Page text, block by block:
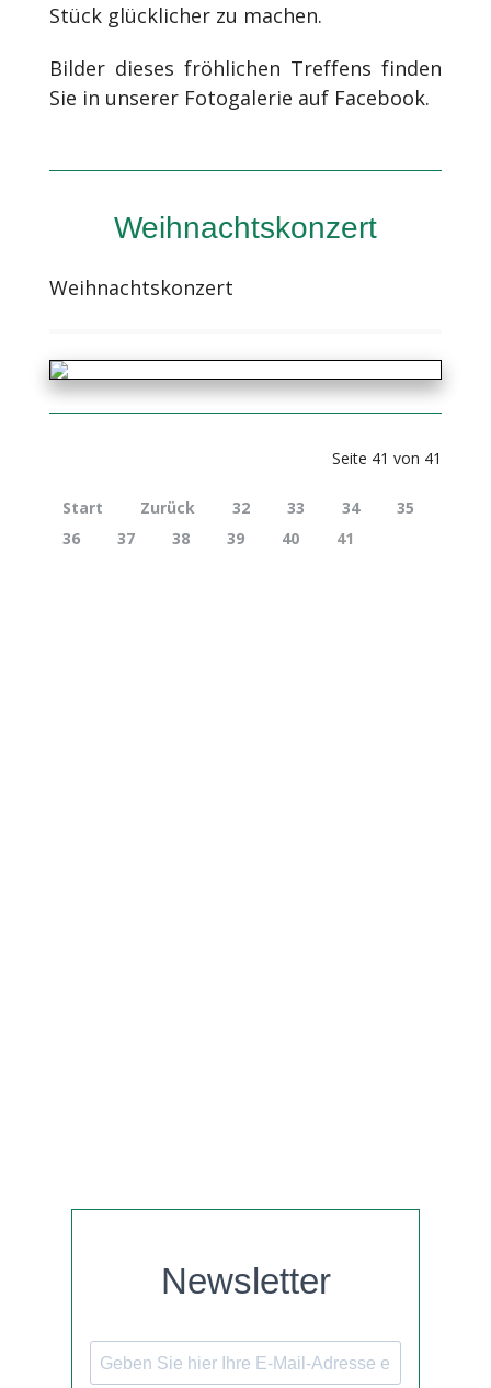
Stück glücklicher zu machen.
Bilder dieses fröhlichen Treffens finden
Sie in unserer Fotogalerie auf Facebook.
Weihnachtskonzert
Weihnachtskonzert
Seite 41 von 41
Start Zurück 32 33 34
35
36
37 38 39 40 41